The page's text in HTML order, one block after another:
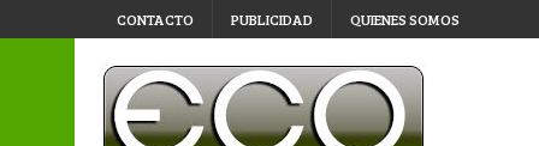
CONTACTO PUBLICIDAD QUIENES SOMOS